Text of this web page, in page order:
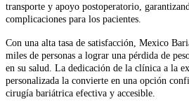
transporte y apoyo postoperatorio,
complicaciones para los pacientes.
Con una alta tasa de satisfacción, Mexico
miles de personas a lograr una pérdida de
en su salud. La dedicación de la clínica a la
personalizada la convierte en una opción
cirugía bariátrica efectiva y accesible.